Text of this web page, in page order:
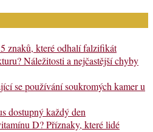
znaků, které odhalí falzifikát
Náležitosti a nejčastější chyby
se používání soukromých kamer u
dostupný každý den
D? Příznaky, které lidé